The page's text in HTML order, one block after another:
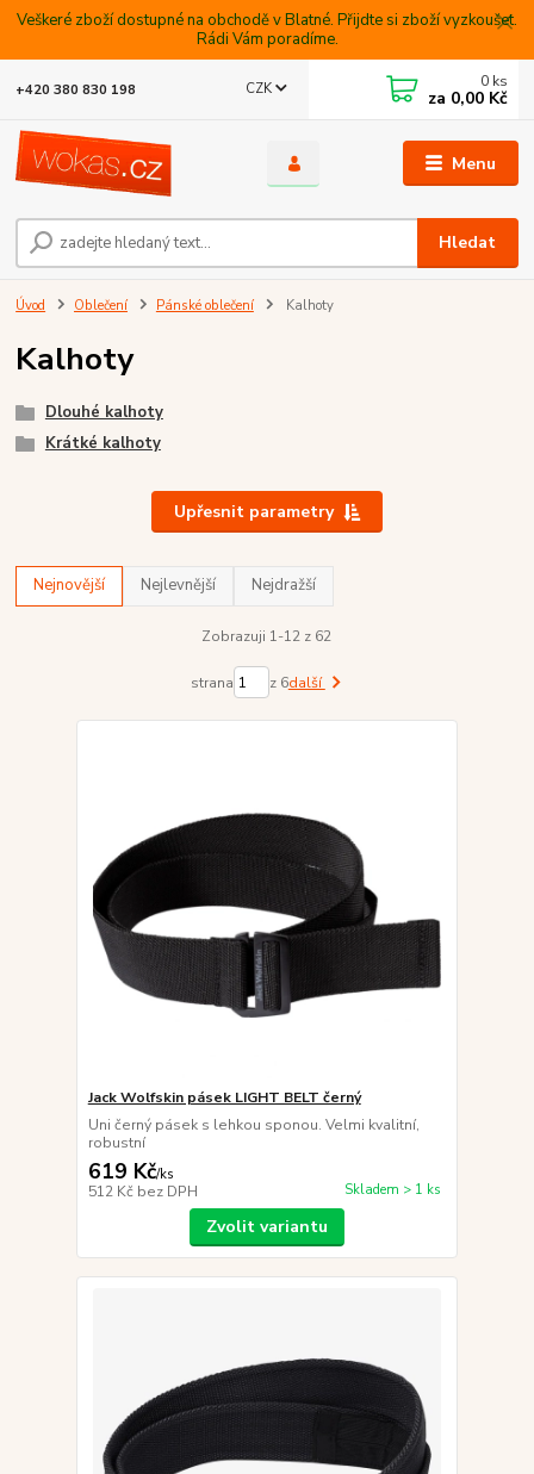
Veškeré zboží dostupné na obchodě v Blatné. Přijdte si zboží vyzkoušet.
Rádi Vám poradíme.
Menu
CZK
Hledat
+420 380 830 198 0 ks
za 0,00 Kč
Úvod Oblečení Pánské oblečení Kalhoty
Kalhoty
Dlouhé kalhoty
Krátké kalhoty
Upřesnit parametry
Nejnovější Nejlevnější Nejdražší
Zobrazuji 1-12 z 62
strana z 6další
Jack Wolfskin pásek LIGHT BELT černý
Uni černý pásek s lehkou sponou. Velmi kvalitní,
robustní
619 Kč/ks
512 Kč bez DPH Skladem > 1 ks
Zvolit variantu